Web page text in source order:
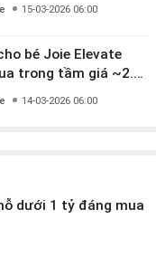
15-03-2026 06:00
bé Joie Elevate
trong tầm giá ~2.8
14-03-2026 06:00
dưới 1 tỷ đáng mua